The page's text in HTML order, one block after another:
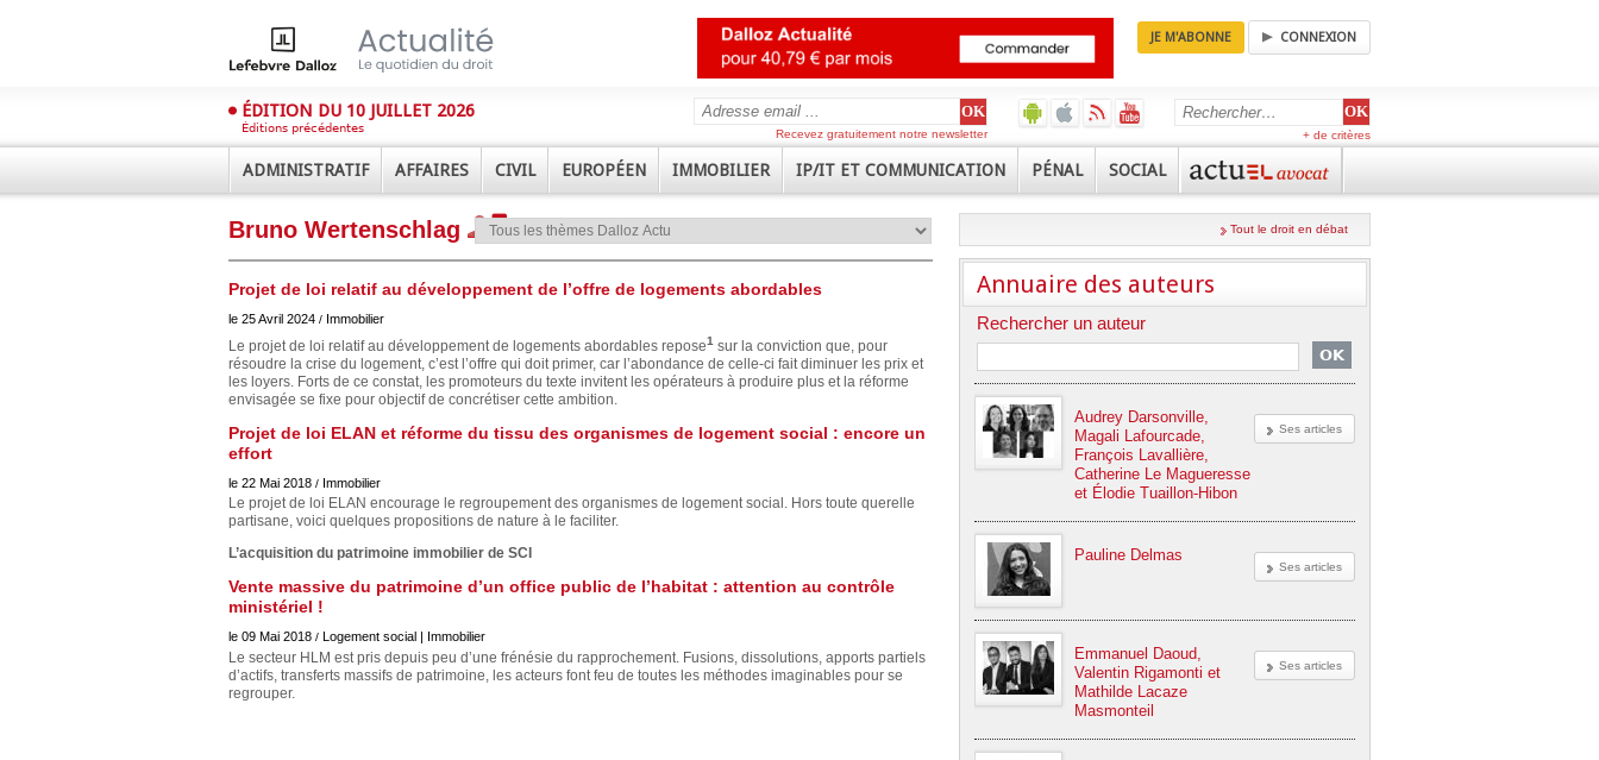
JE M'ABONNE CONNEXION
ÉDITION DU 10 JUILLET 2026
Éditions précédentes
+ de critères
Recevez gratuitement notre newsletter
ADMINISTRATIF AFFAIRES CIVIL EUROPÉEN IMMOBILIER IP/IT ET COMMUNICATION PÉNAL SOCIAL
Bruno Wertenschlag
Projet de loi relatif au développement de l’offre de logements abordables
le 25 Avril 2024 / Immobilier
Le projet de loi relatif au développement de logements abordables repose1 sur la conviction que, pour
résoudre la crise du logement, c’est l’offre qui doit primer, car l’abondance de celle-ci fait diminuer les prix et
les loyers. Forts de ce constat, les promoteurs du texte invitent les opérateurs à produire plus et la réforme
envisagée se fixe pour objectif de concrétiser cette ambition.
Projet de loi ELAN et réforme du tissu des organismes de logement social : encore un
effort
le 22 Mai 2018 / Immobilier
Le projet de loi ELAN encourage le regroupement des organismes de logement social. Hors toute querelle
partisane, voici quelques propositions de nature à le faciliter.
L’acquisition du patrimoine immobilier de SCI
Vente massive du patrimoine d’un office public de l’habitat : attention au contrôle
ministériel !
le 09 Mai 2018 / Logement social | Immobilier
Le secteur HLM est pris depuis peu d’une frénésie du rapprochement. Fusions, dissolutions, apports partiels
d’actifs, transferts massifs de patrimoine, les acteurs font feu de toutes les méthodes imaginables pour se
regrouper.
Tout le droit en débat
Annuaire des auteurs
Rechercher un auteur
Ses articles
Audrey Darsonville,
Magali Lafourcade,
François Lavallière,
Catherine Le Magueresse
et Élodie Tuaillon-Hibon
Ses articles
Pauline Delmas
Ses articles
Emmanuel Daoud,
Valentin Rigamonti et
Mathilde Lacaze
Masmonteil